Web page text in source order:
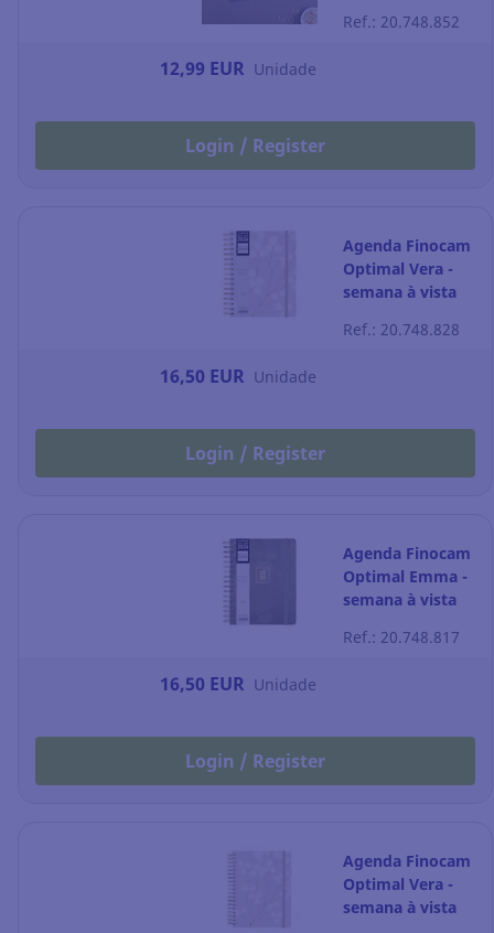
mm
Ref.: 20.748.852
12,99 EUR Unidade
Login / Register
Agenda Finocam
Optimal Vera -
semana à vista
215 mm
Ref.: 20.748.828
16,50 EUR Unidade
Login / Register
Agenda Finocam
Optimal Emma -
semana à vista
215 mm
Ref.: 20.748.817
16,50 EUR Unidade
Login / Register
Agenda Finocam
Optimal Vera -
semana à vista